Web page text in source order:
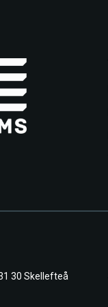
30 Skellefteå